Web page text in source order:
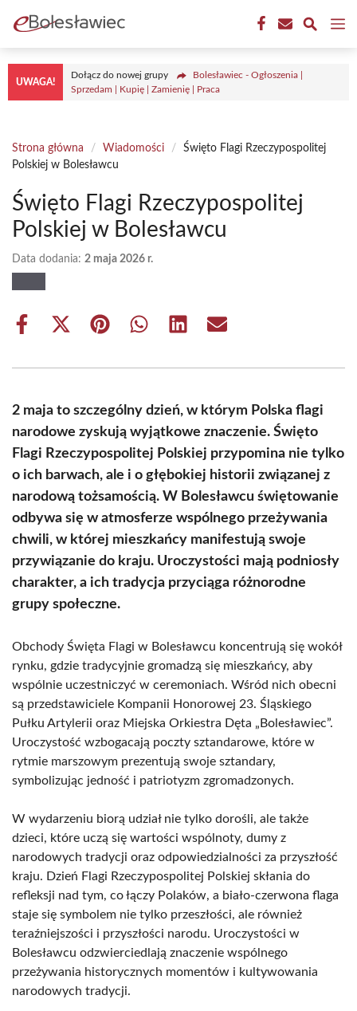
treści
UWAGA!
Dołącz do nowej grupy
Bolesławiec - Ogłoszenia |
Sprzedam | Kupię | Zamienię | Praca
Strona główna / Wiadomości /
Święto Flagi Rzeczypospolitej
Polskiej w Bolesławcu
Święto Flagi Rzeczypospolitej
Polskiej w Bolesławcu
Data dodania: 2 maja 2026 r.
Share
Share
(Twitter)
Share Share Share Share
2 maja to szczególny dzień, w którym Polska flagi
narodowe zyskują wyjątkowe znaczenie. Święto
Flagi Rzeczypospolitej Polskiej przypomina nie tylko
o ich barwach, ale i o głębokiej historii związanej z
narodową tożsamością. W Bolesławcu świętowanie
odbywa się w atmosferze wspólnego przeżywania
chwili, w której mieszkańcy manifestują swoje
przywiązanie do kraju. Uroczystości mają podniosły
charakter, a ich tradycja przyciąga różnorodne
grupy społeczne.
Obchody Święta Flagi w Bolesławcu koncentrują się wokół
rynku, gdzie tradycyjnie gromadzą się mieszkańcy, aby
wspólnie uczestniczyć w ceremoniach. Wśród nich obecni
są przedstawiciele Kompanii Honorowej 23. Śląskiego
Pułku Artylerii oraz Miejska Orkiestra Dęta „Bolesławiec”.
Uroczystość wzbogacają poczty sztandarowe, które w
rytmie marszowym prezentują swoje sztandary,
symbolizując jedność i patriotyzm zgromadzonych.
W wydarzeniu biorą udział nie tylko dorośli, ale także
dzieci, które uczą się wartości wspólnoty, dumy z
narodowych tradycji oraz odpowiedzialności za przyszłość
kraju. Dzień Flagi Rzeczypospolitej Polskiej skłania do
refleksji nad tym, co łączy Polaków, a biało-czerwona flaga
staje się symbolem nie tylko przeszłości, ale również
teraźniejszości i przyszłości narodu. Uroczystości w
Bolesławcu odzwierciedlają znaczenie wspólnego
przeżywania historycznych momentów i kultywowania
narodowych tradycji.